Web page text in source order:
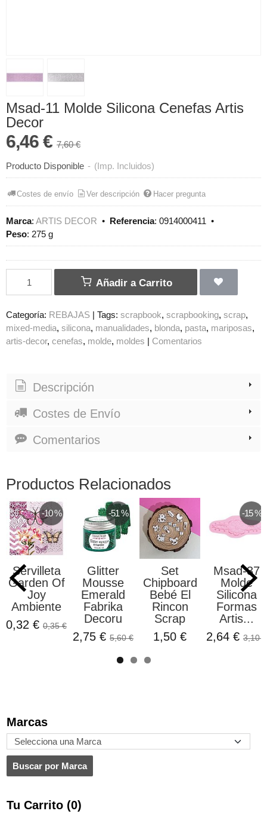
Marcas
Tu Carrito (0)
Msad-11 Molde Silicona Cenefas Artis
Decor
6,46 € 7,60 €
Producto Disponible - (Imp. Incluidos)
Costes de envío Ver descripción Hacer pregunta
Marca: ARTIS DECOR • Referencia: 0914000411 •
Peso: 275 g
Añadir a Carrito
Categoría: REBAJAS | Tags: scrapbook scrapbooking scrap
mixed-media silicona manualidades blonda pasta mariposas
artis-decor cenefas molde moldes | Comentarios
Descripción
Costes de Envío
Comentarios
Productos Relacionados
-10 %
Servilleta
Garden Of
Joy
Ambiente
0,32 € 0,35 €
-51 %
Glitter
Mousse
Emerald
Fabrika
Decoru
2,75 € 5,60 €
Set
Chipboard
Bebé El
Rincon
Scrap
1,50 €
-15 %
Msad-37
Molde
Silicona
Formas
Artis...
2,64 € 3,10 €